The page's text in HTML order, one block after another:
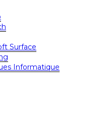
Surface
Informatique